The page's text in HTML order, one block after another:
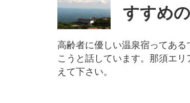
すすめ
高齢者に優しい温泉宿ってあ
こうと話しています。那須エ
えて下さい。